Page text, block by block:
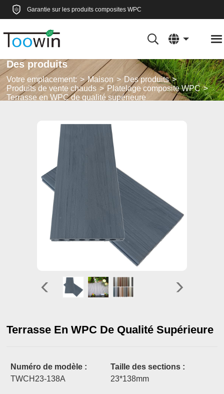
Garantie sur les produits composites WPC
Des produits
Votre emplacement: Maison
Des produits
Produits de vente chauds
Platelage composite WPC
Terrasse en WPC de qualité supérieure
Terrasse En WPC De Qualité Supérieure
Numéro de modèle :
TWCH23-138A
Taille des sections :
23*138mm